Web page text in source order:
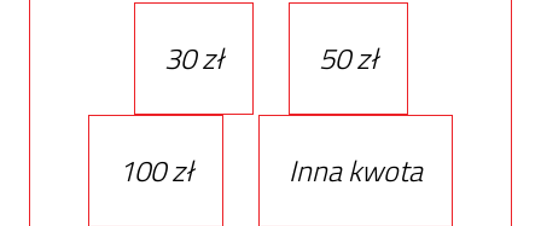
30 zł 50 zł
100 zł
Inna kwota